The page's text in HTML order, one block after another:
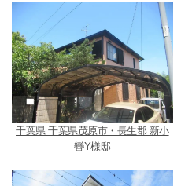
千葉県 千葉県茂原市・長生郡 新小
轡Y様邸